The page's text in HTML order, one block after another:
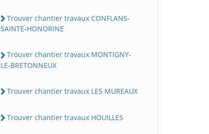
Trouver chantier travaux CONFLANS-
SAINTE-HONORINE
Trouver chantier travaux MONTIGNY-
LE-BRETONNEUX
Trouver chantier travaux LES MUREAUX
Trouver chantier travaux HOUILLES